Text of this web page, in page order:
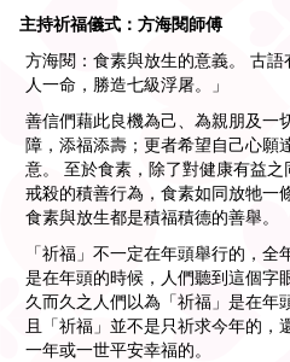
主持祈福儀式：方海閱師傅
方海閱 ： 食素與放生的意義。 古語
人一命，勝造七級浮屠。」
善信們藉此良機為己、為親朋及一
障，添福添壽；更者希望自己心願
意。 至於食素，除了對健康有益之
戒殺的積善行為，食素如同放牠一
食素與放生都是積福積德的善舉。
「祈福」不一定在年頭舉行的，全
是在年頭的時候，人們聽到這個字
久而久之人們以為「祈福」是在年
且「祈福」並不是只祈求今年的，
一年或一世平安幸福的。